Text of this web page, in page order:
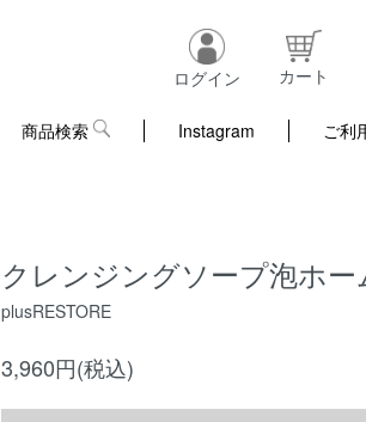
ログイン カート
商品検索 Instagram ご利
クレンジングソープ泡ホー
plusRESTORE
3,960円(税込)